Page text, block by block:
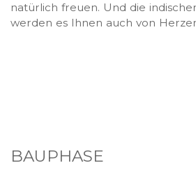
natürlich freuen. Und die
werden es Ihnen auch von
BAUPHASE